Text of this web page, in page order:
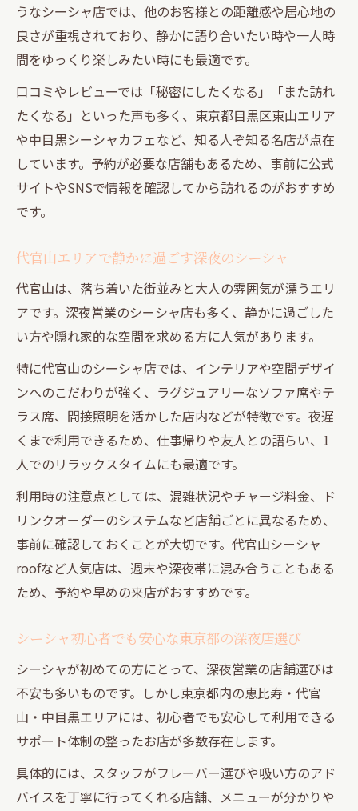
恵比寿・代官山の隠れ家で大人のシーシャ
満喫
深夜帯に味わう路地裏シーシャの特別感
シーシャの香りで満ちる落ち着いた大人空
間
シーシャで叶う深夜の秘密基地的ひととき
シーシャが彩る深夜の秘密基地風空間の魅
力
験
術
深夜まで使えるシーシャの隠れ家空間を探
恵比寿・代官山で秘密基地気分を味わうコ
ツ
夜更けまでくつろげるシーシャスポット選びの
方
隠れ家感たっぷりなシーシャスポット比較
術
恵比寿・代官山・中目黒のシーシャ深夜活
チャージや予約で失敗しないシーシャ店選
夜カフェ兼用できるシーシャの利便性を解
説
うなシーシャ店では、他のお客様との距離感や居心地の
良さが重視されており、静かに語り合いたい時や一人時
間をゆっくり楽しみたい時にも最適です。
口コミやレビューでは「秘密にしたくなる」「また訪れ
たくなる」といった声も多く、東京都目黒区東山エリア
や中目黒シーシャカフェなど、知る人ぞ知る名店が点在
しています。予約が必要な店舗もあるため、事前に公式
サイトやSNSで情報を確認してから訪れるのがおすすめ
です。
代官山エリアで静かに過ごす深夜のシーシャ
代官山は、落ち着いた街並みと大人の雰囲気が漂うエリ
アです。深夜営業のシーシャ店も多く、静かに過ごした
い方や隠れ家的な空間を求める方に人気があります。
特に代官山のシーシャ店では、インテリアや空間デザイ
ンへのこだわりが強く、ラグジュアリーなソファ席やテ
ラス席、間接照明を活かした店内などが特徴です。夜遅
くまで利用できるため、仕事帰りや友人との語らい、1
人でのリラックスタイムにも最適です。
利用時の注意点としては、混雑状況やチャージ料金、ド
リンクオーダーのシステムなど店舗ごとに異なるため、
事前に確認しておくことが大切です。代官山シーシャ
roofなど人気店は、週末や深夜帯に混み合うこともある
ため、予約や早めの来店がおすすめです。
シーシャ初心者でも安心な東京都の深夜店選び
シーシャが初めての方にとって、深夜営業の店舗選びは
不安も多いものです。しかし東京都内の恵比寿・代官
山・中目黒エリアには、初心者でも安心して利用できる
サポート体制の整ったお店が多数存在します。
具体的には、スタッフがフレーバー選びや吸い方のアド
バイスを丁寧に行ってくれる店舗、メニューが分かりや